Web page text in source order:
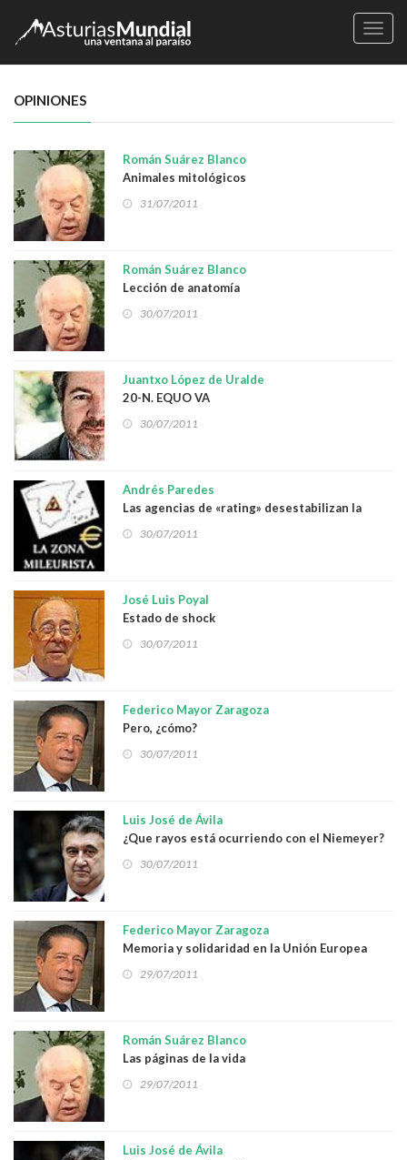
OPINIONES
Román Suárez Blanco
Animales mitológicos
31/07/2011
Román Suárez Blanco
Lección de anatomía
30/07/2011
Juantxo López de Uralde
20-N. EQUO VA
30/07/2011
Andrés Paredes
Las agencias de «rating» desestabilizan la
economía nacional
30/07/2011
José Luis Poyal
Estado de shock
30/07/2011
Federico Mayor Zaragoza
Pero, ¿cómo?
30/07/2011
Luis José de Ávila
¿Que rayos está ocurriendo con el Niemeyer?
30/07/2011
Federico Mayor Zaragoza
Memoria y solidaridad en la Unión Europea
29/07/2011
Román Suárez Blanco
Las páginas de la vida
29/07/2011
Luis José de Ávila